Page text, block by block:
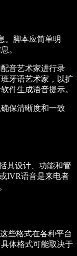
。脚本应简单明
。
音艺术家进行录
牙语艺术家，以扩
件生成语音提示。
保清晰度和一致
其设计、功能和管
IVR语音是来电者
些格式在各种平台
体格式可能取决于